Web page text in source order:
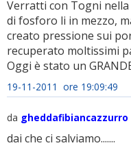
Verratti con Togni nella
di fosforo li in mezzo,
creato pressione sui
recuperato moltissimi
Oggi è stato un
19-11-2011 ore 19:09:49
da gheddafibiancazzurro
dai che ci salviamo.......